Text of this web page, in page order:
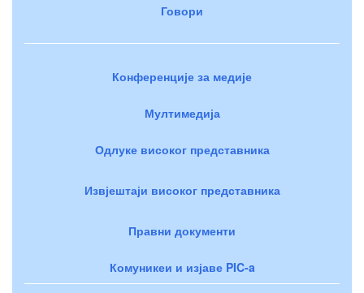
Говори
Конференције за медије
Мултимедија
Одлуке високог представника
Извјештаји високог представника
Правни документи
Комуникеи и изјаве PIC-a